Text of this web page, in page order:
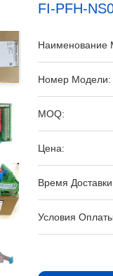
FI-PFH-
Наименование
Номер Модели:
MOQ:
Цена:
Время
Условия